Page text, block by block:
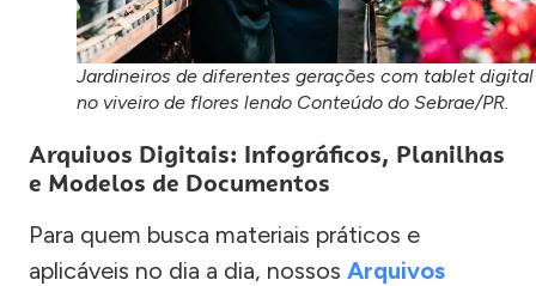
Jardineiros de diferentes gerações com tablet digital
no viveiro de flores lendo Conteúdo do Sebrae/PR.
Arquivos Digitais: Infográficos, Planilhas
e Modelos de Documentos
Para quem busca materiais práticos e
aplicáveis no dia a dia, nossos Arquivos